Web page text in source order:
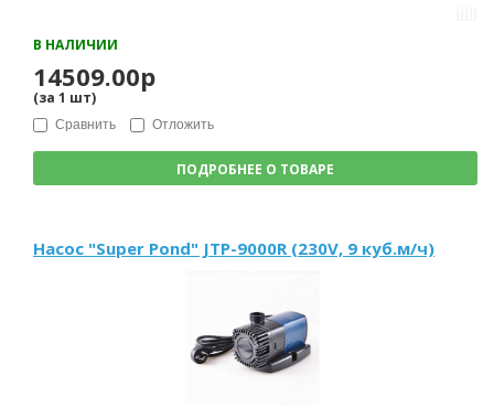
В НАЛИЧИИ
14509.00р
(за 1 шт)
Сравнить Отложить
ПОДРОБНЕЕ О ТОВАРЕ
Насос "Super Pond" JTP-9000R (230V, 9 куб.м/ч)